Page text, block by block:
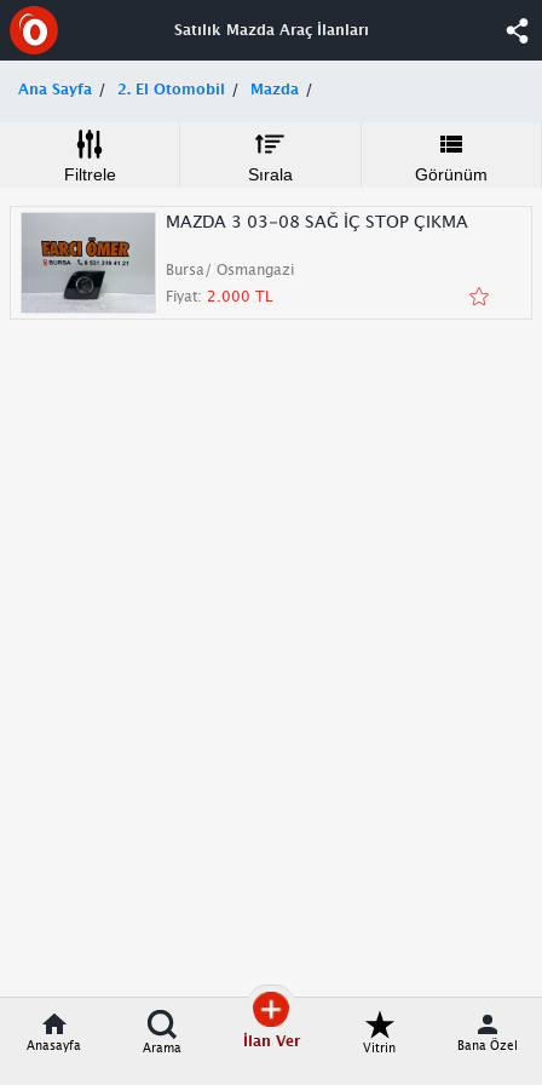
Satılık Mazda Araç İlanları
Ana Sayfa 2. El Otomobil Mazda
Filtrele Sırala Görünüm
MAZDA 3 03-08 SAĞ İÇ STOP ÇIKMA
Bursa/ Osmangazi
Fiyat: 2.000 TL
Anasayfa Arama İlan Ver Vitrin Bana Özel